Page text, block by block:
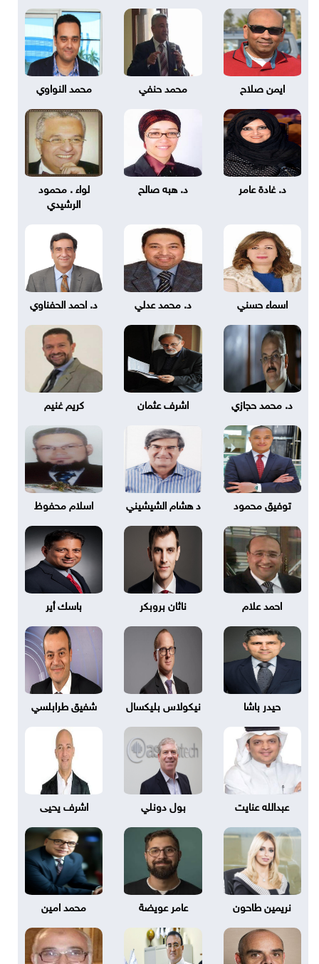
ايمن صلاح محمد حنفي محمد النواوي
د. غادة عامر د. هبه صالح
لواء . محمود
الرشيدي
اسماء حسني د. محمد عدلي د. احمد الحفناوي
د. محمد حجازي اشرف عثمان كريم غنيم
توفيق محمود د هشام الشيشيني اسلام محفوظ
احمد علام ناثان بروبكر باسك أير
حيدر باشا نيكولاس بليكسال شفيق طرابلسي
عبدالله عنايت بول دونلي اشرف يحيى
نريمين طاحون عامر عويضة محمد امين